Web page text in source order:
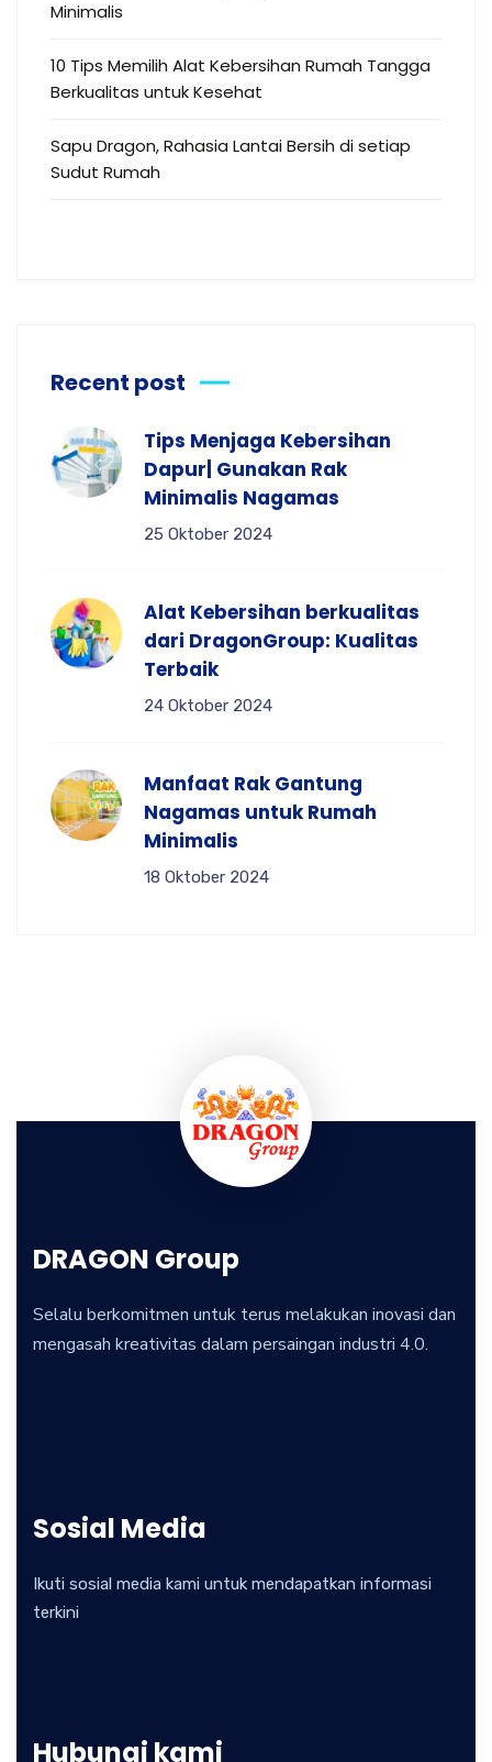
Minimalis
10 Tips Memilih Alat Kebersihan Rumah Tangga
Berkualitas untuk Kesehat
Sapu Dragon, Rahasia Lantai Bersih di setiap
Sudut Rumah
Recent post
Tips Menjaga Kebersihan
Dapur| Gunakan Rak
Minimalis Nagamas
25 Oktober 2024
Alat Kebersihan berkualitas
dari DragonGroup: Kualitas
Terbaik
24 Oktober 2024
Manfaat Rak Gantung
Nagamas untuk Rumah
Minimalis
18 Oktober 2024
DRAGON Group
Selalu berkomitmen untuk terus melakukan inovasi dan
mengasah kreativitas dalam persaingan industri 4.0.
Sosial Media
Ikuti sosial media kami untuk mendapatkan informasi
terkini
Hubungi kami